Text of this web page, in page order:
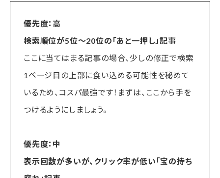
優先度：高
検索順位が5位〜20位の「あと一押し」記事
ここに当てはまる記事の場合、少しの修正で検索
1ページ目の上部に食い込める可能性を秘めて
いるため、コスパ最強です！まずは、ここから手を
つけるようにしましょう。
優先度：中
表示回数が多いが、クリック率が低い「宝の持ち